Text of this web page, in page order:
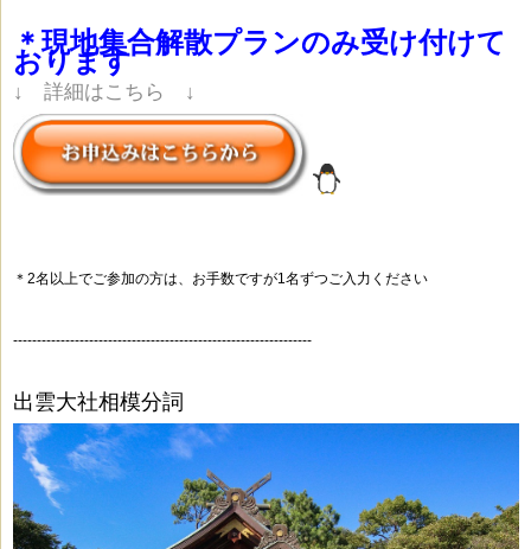
＊現地集合解散プランのみ受け付けて
おります
↓ 詳細はこちら ↓
＊2名以上でご参加の方は、お手数ですが1名ずつご入力ください
---------------------------------------------------------------
出雲大社相模分詞